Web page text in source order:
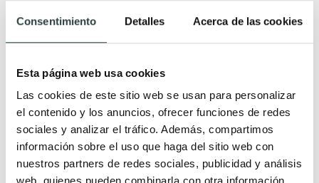
Consentimiento Detalles Acerca de las cookies
Esta página web usa cookies
Las cookies de este sitio web se usan para personalizar
el contenido y los anuncios, ofrecer funciones de redes
sociales y analizar el tráfico. Además, compartimos
información sobre el uso que haga del sitio web con
nuestros partners de redes sociales, publicidad y análisis
Conjunto mueble de baño Bruntec Boston